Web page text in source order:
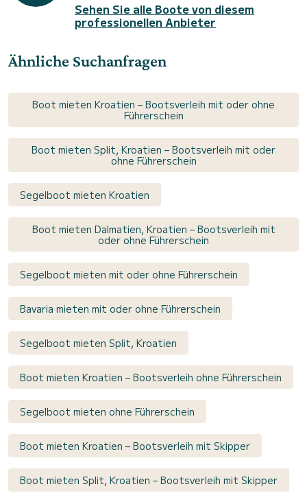
Sehen Sie alle Boote von diesem
professionellen Anbieter
Ähnliche Suchanfragen
Boot mieten Kroatien – Bootsverleih mit oder ohne
Führerschein
Boot mieten Split, Kroatien – Bootsverleih mit oder
ohne Führerschein
Segelboot mieten Kroatien
Boot mieten Dalmatien, Kroatien – Bootsverleih mit
oder ohne Führerschein
Segelboot mieten mit oder ohne Führerschein
Bavaria mieten mit oder ohne Führerschein
Segelboot mieten Split, Kroatien
Boot mieten Kroatien – Bootsverleih ohne Führerschein
Segelboot mieten ohne Führerschein
Boot mieten Kroatien – Bootsverleih mit Skipper
Boot mieten Split, Kroatien – Bootsverleih mit Skipper